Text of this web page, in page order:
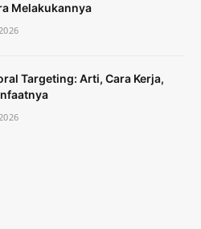
Melakukannya
Targeting: Arti, Cara Kerja,